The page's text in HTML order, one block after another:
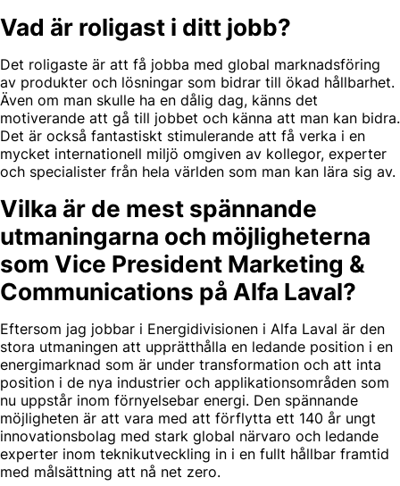
Vad är roligast i ditt jobb?
Det roligaste är att få jobba med global marknadsföring
av produkter och lösningar som bidrar till ökad hållbarhet.
Även om man skulle ha en dålig dag, känns det
motiverande att gå till jobbet och känna att man kan bidra.
Det är också fantastiskt stimulerande att få verka i en
mycket internationell miljö omgiven av kollegor, experter
och specialister från hela världen som man kan lära sig av.
Vilka är de mest spännande
utmaningarna och möjligheterna
som Vice President Marketing &
Communications på Alfa Laval?
Eftersom jag jobbar i Energidivisionen i Alfa Laval är den
stora utmaningen att upprätthålla en ledande position i en
energimarknad som är under transformation och att inta
position i de nya industrier och applikationsområden som
nu uppstår inom förnyelsebar energi. Den spännande
möjligheten är att vara med att förflytta ett 140 år ungt
innovationsbolag med stark global närvaro och ledande
experter inom teknikutveckling in i en fullt hållbar framtid
med målsättning att nå net zero.